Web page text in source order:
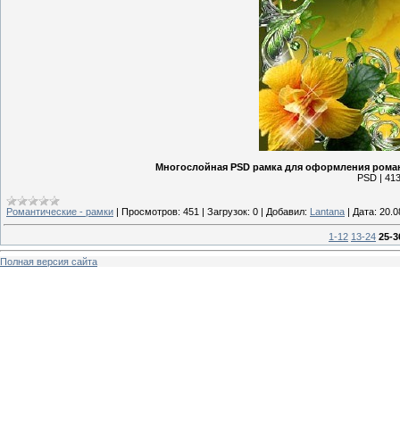
Многослойная PSD рамка для оформления
PSD |
Романтические - рамки | Просмотров: 451 | Загрузок: 0 | Добавил: Lantana | Дата:
1-12 13-24 25-
Полная версия сайта